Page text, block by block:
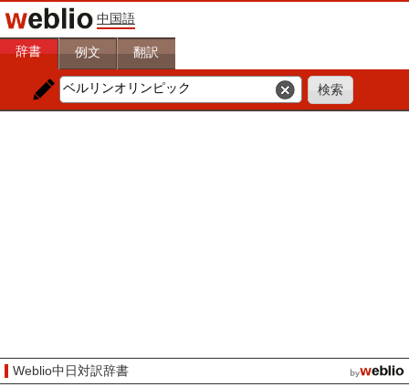
中国語
辞書 例文 翻訳
Weblio中日対訳辞書